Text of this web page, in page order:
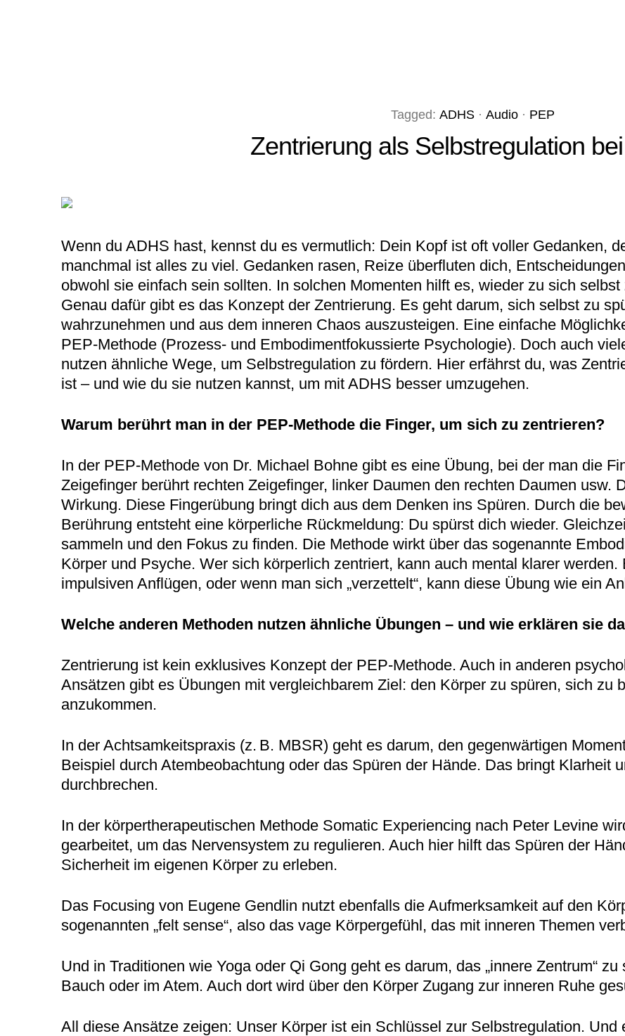
Tagged: ADHS· Audio· PEP
Zentrierung als Selbstregulation
Wenn du ADHS hast, kennst du es vermutlich: Dein Kopf ist oft voller Gedanken,
manchmal ist alles zu viel. Gedanken rasen, Reize überfluten dich,
obwohl sie einfach sein sollten. In solchen Momenten hilft es, wieder zu sich
Genau dafür gibt es das Konzept der Zentrierung. Es geht darum, sich selbst zu
wahrzunehmen und aus dem inneren Chaos auszusteigen. Eine einfache
PEP-Methode (Prozess- und Embodimentfokussierte Psychologie). Doch auch
nutzen ähnliche Wege, um Selbstregulation zu fördern. Hier erfährst du, was
ist – und wie du sie nutzen kannst, um mit ADHS besser umzugehen.
Warum berührt man in der PEP-Methode die Finger, um sich zu zentrieren?
In der PEP-Methode von Dr. Michael Bohne gibt es eine Übung, bei der man die
Zeigefinger berührt rechten Zeigefinger, linker Daumen den rechten Daumen usw.
Wirkung. Diese Fingerübung bringt dich aus dem Denken ins Spüren. Durch die
Berührung entsteht eine körperliche Rückmeldung: Du spürst dich wieder.
sammeln und den Fokus zu finden. Die Methode wirkt über das sogenannte
Körper und Psyche. Wer sich körperlich zentriert, kann auch mental klarer
impulsiven Anflügen, oder wenn man sich „verzettelt“, kann diese Übung wie ein
Welche anderen Methoden nutzen ähnliche Übungen – und wie erklären sie
Zentrierung ist kein exklusives Konzept der PEP-Methode. Auch in anderen
Ansätzen gibt es Übungen mit vergleichbarem Ziel: den Körper zu spüren, sich zu
anzukommen.
In der Achtsamkeitspraxis (z. B. MBSR) geht es darum, den gegenwärtigen
Beispiel durch Atembeobachtung oder das Spüren der Hände. Das bringt Klarheit
durchbrechen.
In der körpertherapeutischen Methode Somatic Experiencing nach Peter Levine
gearbeitet, um das Nervensystem zu regulieren. Auch hier hilft das Spüren der
Sicherheit im eigenen Körper zu erleben.
Das Focusing von Eugene Gendlin nutzt ebenfalls die Aufmerksamkeit auf den
sogenannten „felt sense“, also das vage Körpergefühl, das mit inneren Themen
Und in Traditionen wie Yoga oder Qi Gong geht es darum, das „innere Zentrum“
Bauch oder im Atem. Auch dort wird über den Körper Zugang zur inneren Ruhe
All diese Ansätze zeigen: Unser Körper ist ein Schlüssel zur Selbstregulation. Und